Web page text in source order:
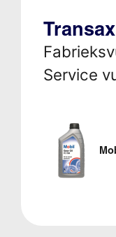
Service